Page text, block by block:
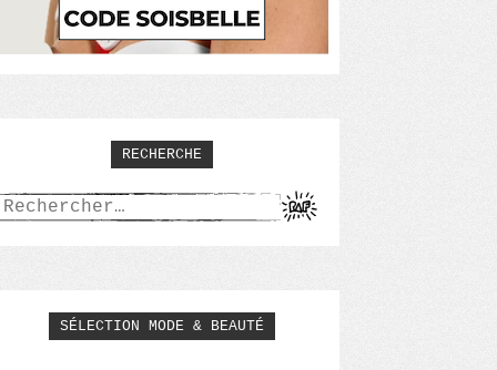
RECHERCHE
:
SÉLECTION MODE & BEAUTÉ